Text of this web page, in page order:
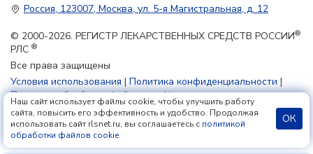
Россия, 123007, Москва, ул. 5-я Магистральная, д. 12
© 2000-2026. РЕГИСТР ЛЕКАРСТВЕННЫХ СРЕДСТВ РОССИИ®
РЛС ®
Все права защищены
Условия использования | Политика конфиденциальности |
Политика обработки файлов cookie
18+
Наш сайт использует файлы cookie, чтобы улучшить работу
сайта, повысить его эффективность и удобство. Продолжая
использовать сайт rlsnet.ru, вы соглашаетесь с политикой
обработки файлов cookie.
ОК